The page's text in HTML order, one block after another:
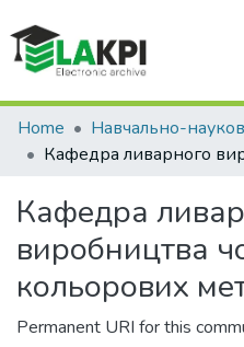
Communities & Collections
All of DSpace
Statistics
Home
Кафедра
виробництва
кольорових
Permanent URI for this